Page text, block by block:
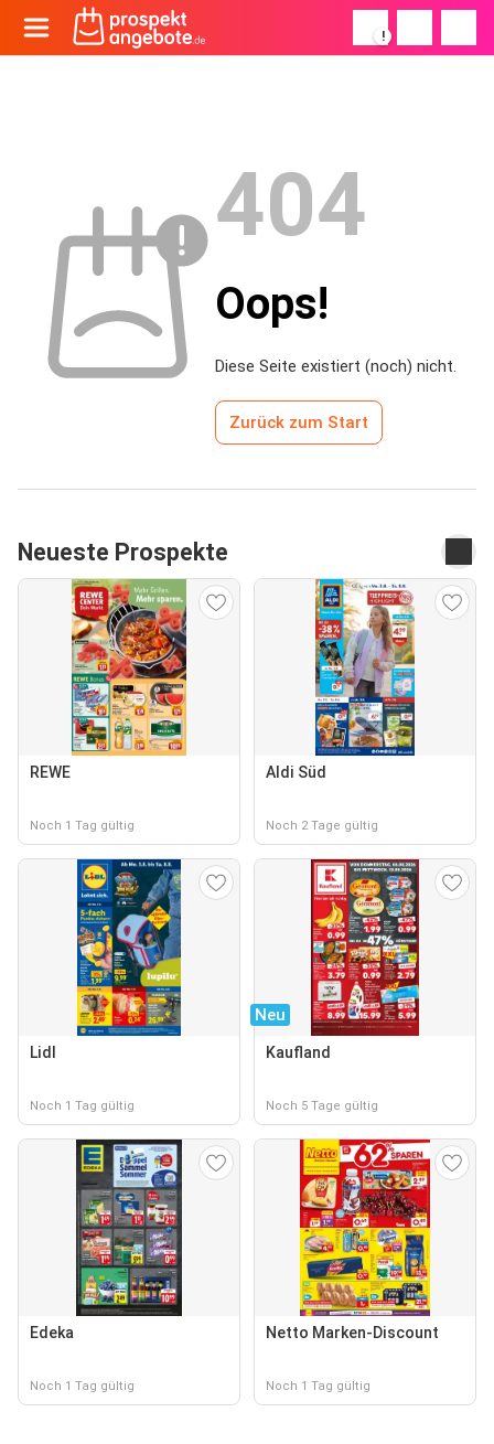
!
404
Oops!
Diese Seite existiert (noch) nicht.
Zurück zum Start
Neueste Prospekte
REWE
Noch 1 Tag gültig
Aldi Süd
Noch 2 Tage gültig
Lidl
Noch 1 Tag gültig
Neu
Kaufland
Noch 5 Tage gültig
Edeka
Noch 1 Tag gültig
Netto Marken-Discount
Noch 1 Tag gültig